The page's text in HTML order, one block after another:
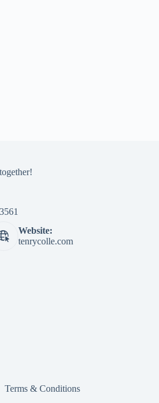
Website:
tenrycolle.com
Terms & Conditions